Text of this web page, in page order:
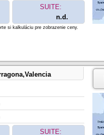
SUITE:
n.d.
si kalkuláciu pre zobrazenie ceny.
SUITE: